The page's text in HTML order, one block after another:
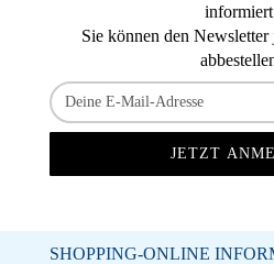
Sie können den Newsletter
SHOPPING-ONLINE